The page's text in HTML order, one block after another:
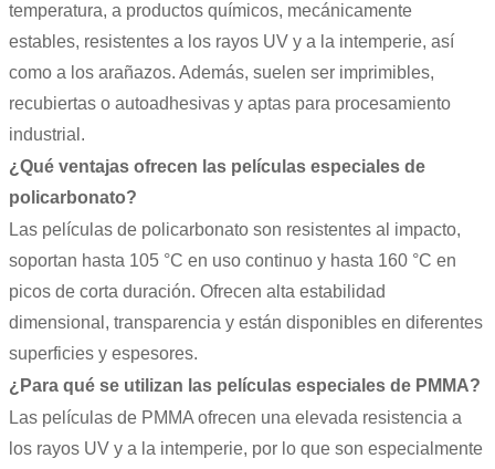
temperatura, a productos químicos, mecánicamente
estables, resistentes a los rayos UV y a la intemperie, así
como a los arañazos. Además, suelen ser imprimibles,
recubiertas o autoadhesivas y aptas para procesamiento
industrial.
¿Qué ventajas ofrecen las películas especiales de
policarbonato?
Las películas de policarbonato son resistentes al impacto,
soportan hasta 105 °C en uso continuo y hasta 160 °C en
picos de corta duración. Ofrecen alta estabilidad
dimensional, transparencia y están disponibles en diferentes
superficies y espesores.
¿Para qué se utilizan las películas especiales de PMMA?
Las películas de PMMA ofrecen una elevada resistencia a
los rayos UV y a la intemperie, por lo que son especialmente